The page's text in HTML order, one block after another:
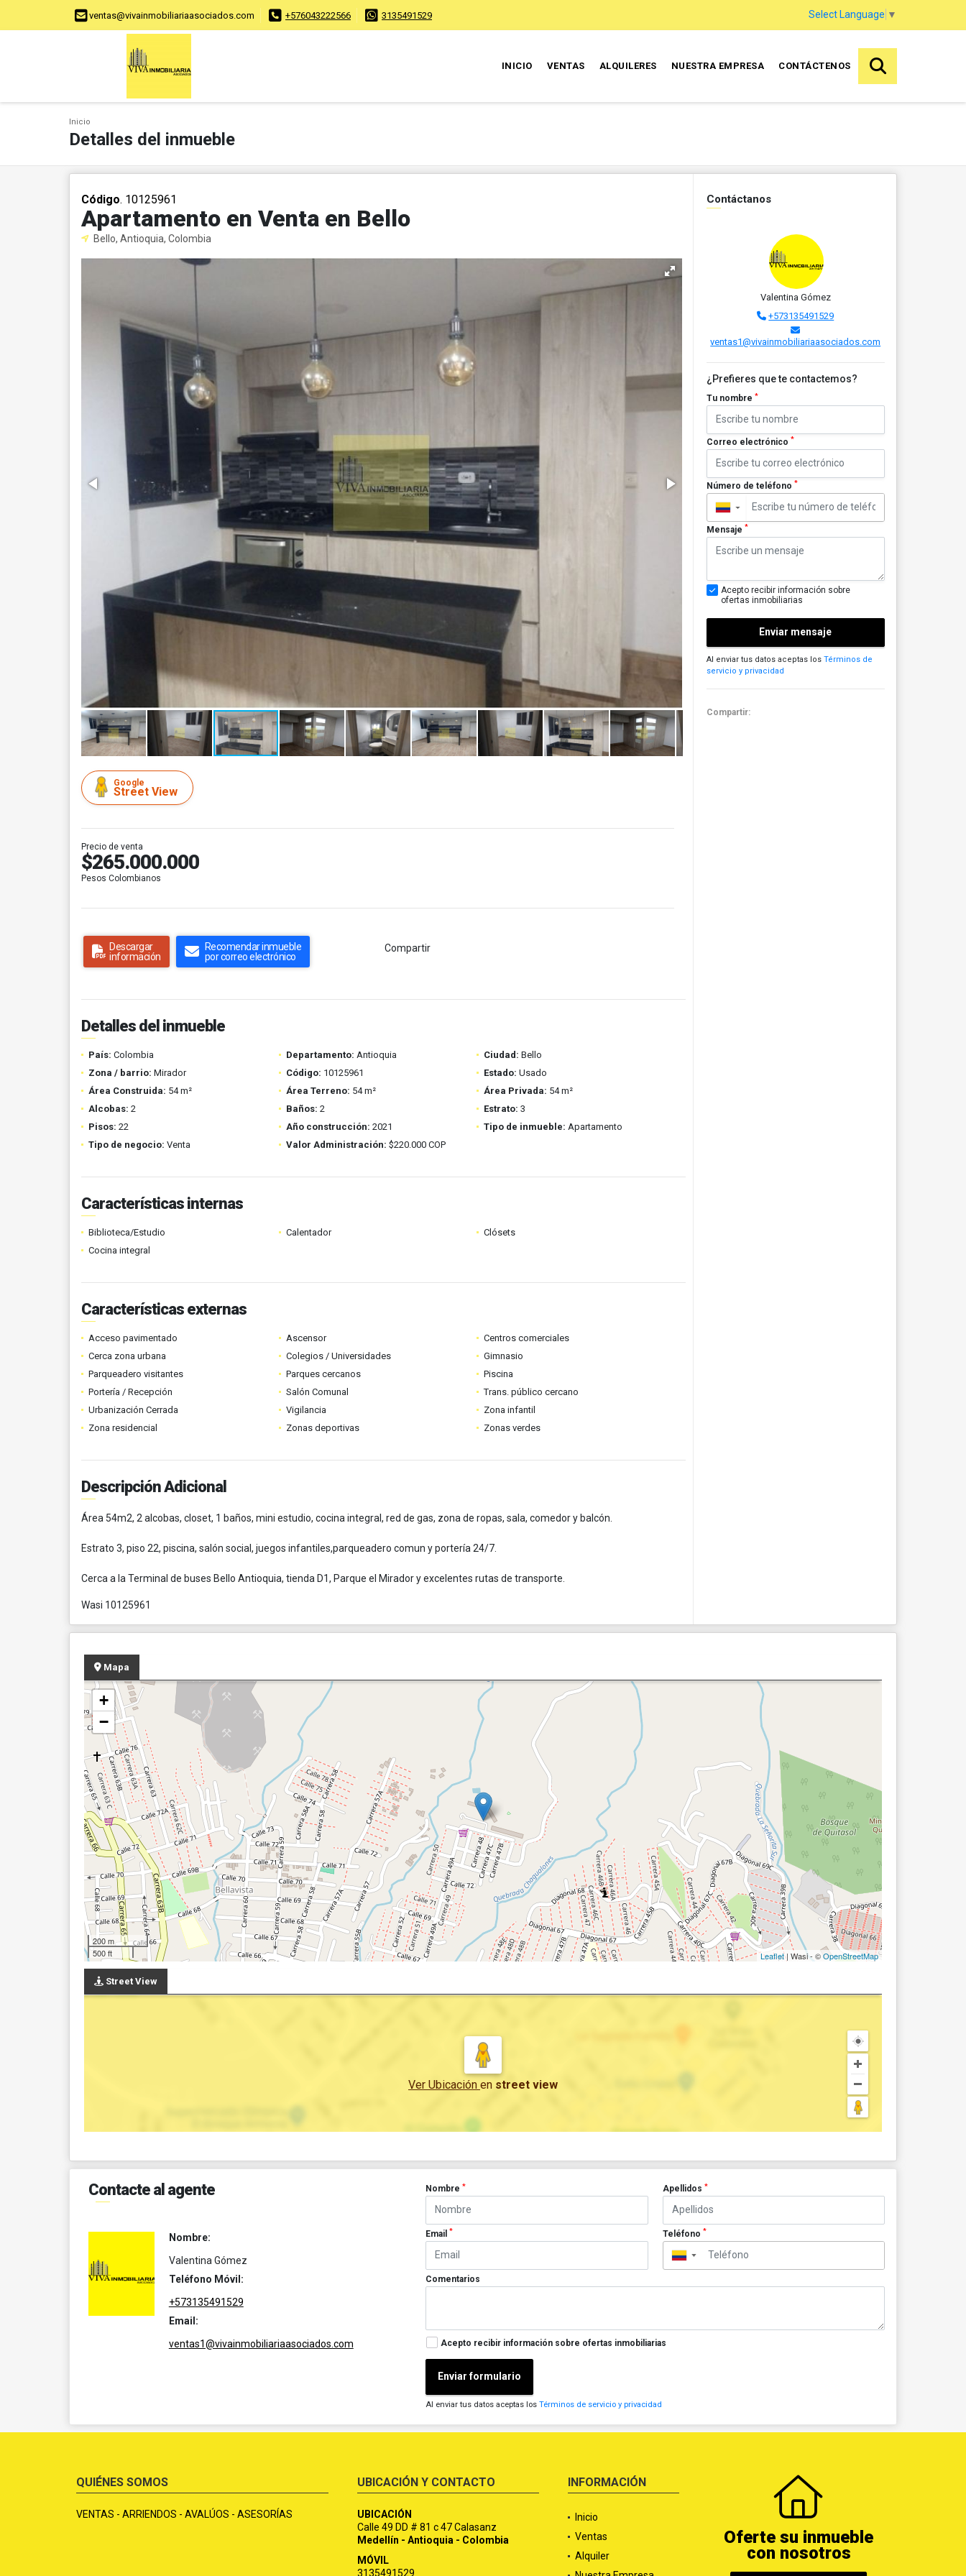
ventas@vivainmobiliariaasociados.com +576043222566 3135491529 Select Language ▼
INICIO VENTAS ALQUILERES NUESTRA EMPRESA CONTÁCTENOS
Inicio
Detalles del inmueble
Código. 10125961
Apartamento en Venta en Bello
Bello, Antioquia, Colombia
Google
Street View
Precio de venta
$265.000.000
Pesos Colombianos
Descargar
información
Recomendar inmueble
por correo electrónico
Compartir
Detalles del inmueble
País: Colombia Departamento: Antioquia Ciudad: Bello
Zona / barrio: Mirador Código: 10125961 Estado: Usado
Área Construida: 54 m² Área Terreno: 54 m² Área Privada: 54 m²
Alcobas: 2 Baños: 2 Estrato: 3
Pisos: 22 Año construcción: 2021 Tipo de inmueble: Apartamento
Tipo de negocio: Venta Valor Administración: $220.000 COP
Características internas
Biblioteca/Estudio Calentador
Clósets
Cocina integral
Características externas
Acceso pavimentado Ascensor
Centros comerciales
Cerca zona urbana
Colegios / Universidades
Gimnasio
Parqueadero visitantes
Parques cercanos
Piscina
Portería / Recepción
Salón Comunal
Trans. público cercano
Urbanización Cerrada
Vigilancia
Zona infantil
Zona residencial
Zonas deportivas Zonas verdes
Descripción Adicional
Área 54m2, 2 alcobas, closet, 1 baños, mini estudio, cocina integral, red de gas, zona de ropas, sala, comedor y balcón.
Estrato 3, piso 22, piscina, salón social, juegos infantiles,parqueadero comun y portería 24/7.
Cerca a la Terminal de buses Bello Antioquia, tienda D1, Parque el Mirador y excelentes rutas de transporte.
Wasi 10125961
Contáctanos
Valentina Gómez
+573135491529
ventas1@vivainmobiliariaasociados.com
¿Prefieres que te contactemos?
Tu nombre *
Correo electrónico *
Número de teléfono *
▼
Mensaje *
Acepto recibir información sobre
ofertas inmobiliarias
Enviar mensaje
Al enviar tus datos aceptas los Términos de
servicio y privacidad
Compartir:
Mapa
+
−
200 m
500 ft
Leaflet| Wasi - ©OpenStreetMap
Street View
Ver Ubicación en street view
Contacte al agente
Nombre:
Valentina Gómez
Teléfono Móvil:
+573135491529
Email:
ventas1@vivainmobiliariaasociados.com
Nombre* Apellidos *
Email* Teléfono *
▼
Comentarios
Acepto recibir información sobre ofertas inmobiliarias
Enviar formulario
Al enviar tus datos aceptas losTérminos de servicio y privacidad
QUIÉNES SOMOS
VENTAS - ARRIENDOS - AVALÚOS - ASESORÍAS
UBICACIÓN Y CONTACTO
UBICACIÓN
Calle 49 DD # 81 c 47 Calasanz
Medellín - Antioquia - Colombia
MÓVIL
3135491529
INFORMACIÓN
Inicio
Ventas
Alquiler
Oferte su inmueble
con nosotros